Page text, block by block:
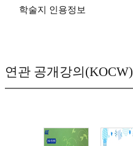
학술지 인용정보
연관 공개강의(KOCW)